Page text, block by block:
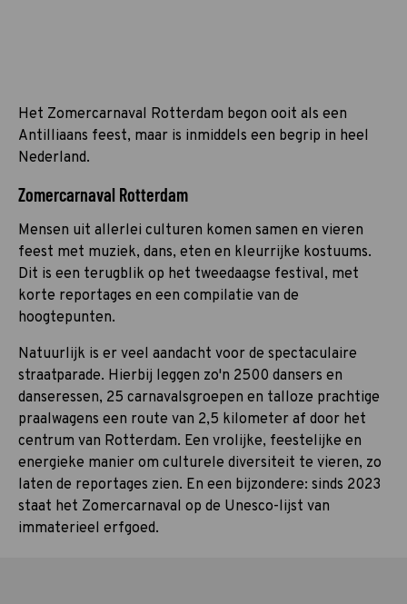
Het Zomercarnaval Rotterdam begon ooit als een
Antilliaans feest, maar is inmiddels een begrip in heel
Nederland.
Zomercarnaval Rotterdam
Mensen uit allerlei culturen komen samen en vieren
feest met muziek, dans, eten en kleurrijke kostuums.
Dit is een terugblik op het tweedaagse festival, met
korte reportages en een compilatie van de
hoogtepunten.
Natuurlijk is er veel aandacht voor de spectaculaire
straatparade. Hierbij leggen zo'n 2500 dansers en
danseressen, 25 carnavalsgroepen en talloze prachtige
praalwagens een route van 2,5 kilometer af door het
centrum van Rotterdam. Een vrolijke, feestelijke en
energieke manier om culturele diversiteit te vieren, zo
laten de reportages zien. En een bijzondere: sinds 2023
staat het Zomercarnaval op de Unesco-lijst van
immaterieel erfgoed.